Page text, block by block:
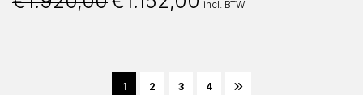
incl. BTW
1 2 3 4